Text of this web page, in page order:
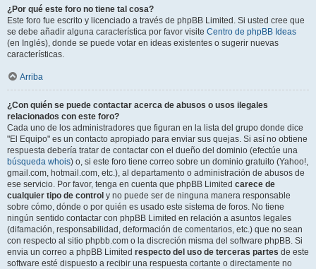
¿Por qué este foro no tiene tal cosa?
Este foro fue escrito y licenciado a través de phpBB Limited. Si usted cree que
se debe añadir alguna característica por favor visite Centro de phpBB Ideas
(en Inglés), donde se puede votar en ideas existentes o sugerir nuevas
características.
Arriba
¿Con quién se puede contactar acerca de abusos o usos ilegales
relacionados con este foro?
Cada uno de los administradores que figuran en la lista del grupo donde dice
"El Equipo" es un contacto apropiado para enviar sus quejas. Si así no obtiene
respuesta debería tratar de contactar con el dueño del dominio (efectúe una
búsqueda whois) o, si este foro tiene correo sobre un dominio gratuito (Yahoo!,
gmail.com, hotmail.com, etc.), al departamento o administración de abusos de
ese servicio. Por favor, tenga en cuenta que phpBB Limited carece de
cualquier tipo de control y no puede ser de ninguna manera responsable
sobre cómo, dónde o por quién es usado este sistema de foros. No tiene
ningún sentido contactar con phpBB Limited en relación a asuntos legales
(difamación, responsabilidad, deformación de comentarios, etc.) que no sean
con respecto al sitio phpbb.com o la discreción misma del software phpBB. Si
envia un correo a phpBB Limited respecto del uso de terceras partes de este
software esté dispuesto a recibir una respuesta cortante o directamente no